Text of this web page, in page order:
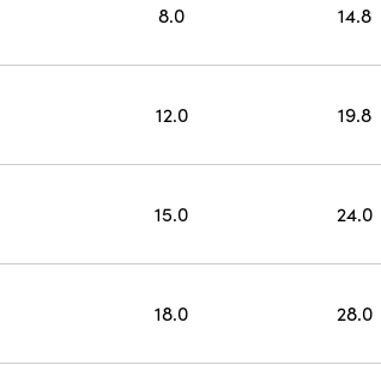
8.0 14.8
12.0 19.8
15.0 24.0
18.0 28.0